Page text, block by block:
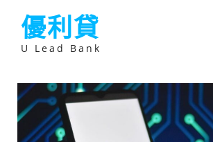
優利貸
U Lead Bank